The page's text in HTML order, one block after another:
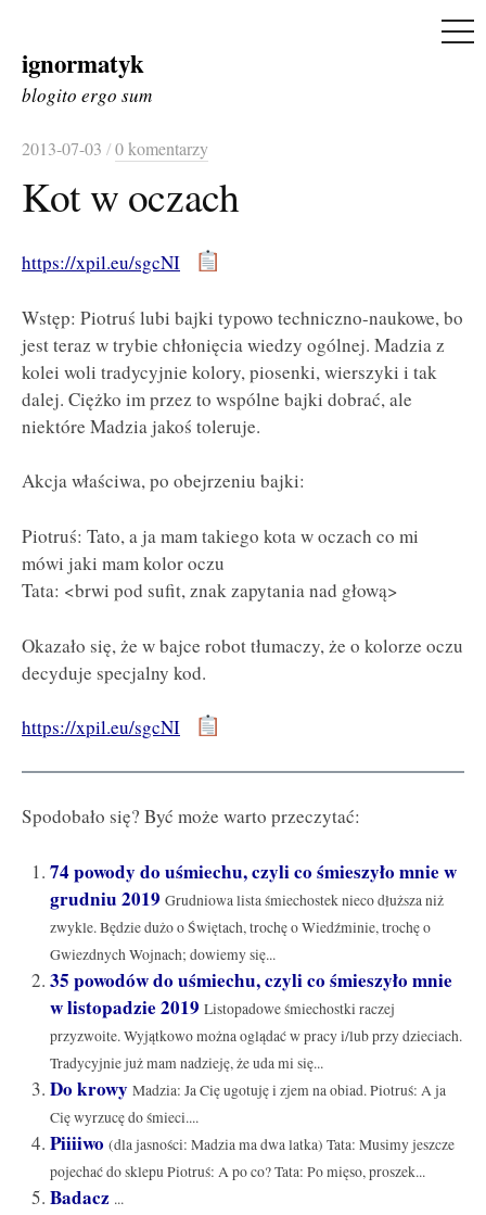
Skip
to
ignormatyk
blogito ergo sum
2013-07-03 /0 komentarzy
Kot w oczach
https://xpil.eu/sgcNI
Wstęp: Piotruś lubi bajki typowo techniczno-naukowe, bo
jest teraz w trybie chłonięcia wiedzy ogólnej. Madzia z
kolei woli tradycyjnie kolory, piosenki, wierszyki i tak
dalej. Ciężko im przez to wspólne bajki dobrać, ale
niektóre Madzia jakoś toleruje.
Akcja właściwa, po obejrzeniu bajki:
Piotruś: Tato, a ja mam takiego kota w oczach co mi
mówi jaki mam kolor oczu
Tata: <brwi pod sufit, znak zapytania nad głową>
Okazało się, że w bajce robot tłumaczy, że o kolorze oczu
decyduje specjalny kod.
https://xpil.eu/sgcNI
Spodobało się? Być może warto przeczytać:
74 powody do uśmiechu, czyli co śmieszyło mnie w
grudniu 2019 Grudniowa lista śmiechostek nieco dłuższa niż
zwykle. Będzie dużo o Świętach, trochę o Wiedźminie, trochę o
Gwiezdnych Wojnach; dowiemy się...
35 powodów do uśmiechu, czyli co śmieszyło mnie
w listopadzie 2019 Listopadowe śmiechostki raczej
przyzwoite. Wyjątkowo można oglądać w pracy i/lub przy dzieciach.
Tradycyjnie już mam nadzieję, że uda mi się...
Do krowy Madzia: Ja Cię ugotuję i zjem na obiad. Piotruś: A ja
Cię wyrzucę do śmieci....
Piiiiwo (dla jasności: Madzia ma dwa latka) Tata: Musimy jeszcze
pojechać do sklepu Piotruś: A po co? Tata: Po mięso, proszek...
Badacz ...